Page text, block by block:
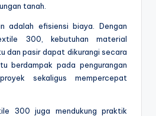
tanah.
adalah efisiensi biaya. Dengan
300, kebutuhan material
dan pasir dapat dikurangi secara
berdampak pada pengurangan
sekaligus mempercepat
300 juga mendukung praktik